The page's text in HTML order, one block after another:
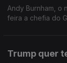
Andy Burnham, o
feira a chefia do
Trump quer